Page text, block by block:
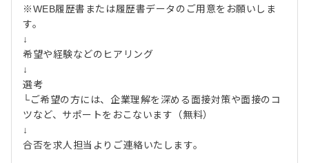
※WEB履歴書または履歴書データのご用意をお願いしま
す。
↓
希望や経験などのヒアリング
↓
選考
└ご希望の方には、企業理解を深める面接対策や面接のコ
ツなど、サポートをおこないます（無料）
↓
合否を求人担当よりご連絡いたします。